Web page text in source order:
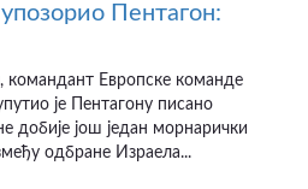
Пентагон:
командант Европске команде
је Пентагону писано
добије још један морнарички
одбране Израела...